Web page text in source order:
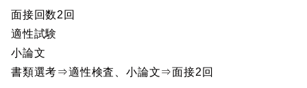
面接回数2回
適性試験
小論文
書類選考⇒適性検査、小論文⇒面接2回